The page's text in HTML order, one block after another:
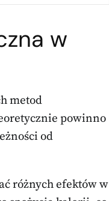
w
metod
powinno
od
różnych efektów w